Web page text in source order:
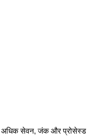
अधिक सेवन, जंक और प्रोसेस्ड